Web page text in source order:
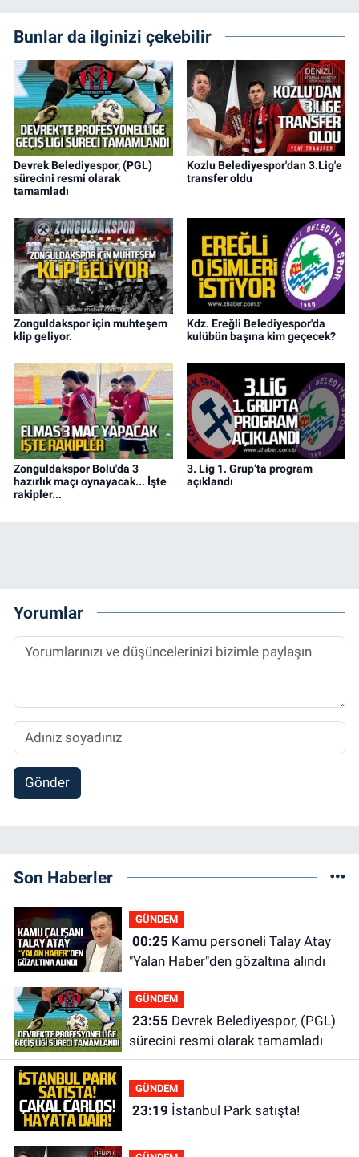
Bunlar da ilginizi çekebilir
Devrek Belediyespor, (PGL)
sürecini resmi olarak
tamamladı
Kozlu Belediyespor'dan 3.Lig'e
transfer oldu
Zonguldakspor için muhteşem
klip geliyor.
Kdz. Ereğli Belediyespor'da
kulübün başına kim geçecek?
Zonguldakspor Bolu'da 3
hazırlık maçı oynayacak... İşte
rakipler...
3. Lig 1. Grup’ta program
açıklandı
Yorumlar
Gönder
Son Haberler
GÜNDEM
00:25
"Yalan Haber"den gözaltına alındı
GÜNDEM
23:55
sürecini resmi olarak tamamladı
GÜNDEM
23:19 İstanbul Park satışta!